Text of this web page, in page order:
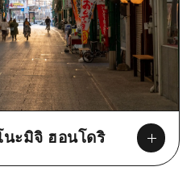
ะมิจิ ฮอนโดริ